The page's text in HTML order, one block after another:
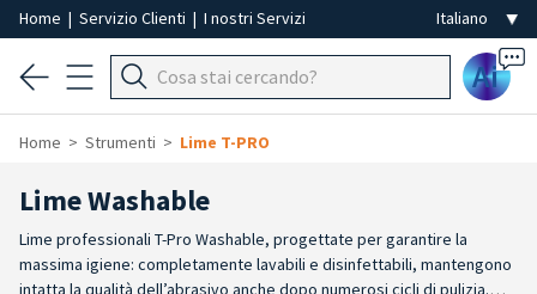
Home | Servizio Clienti | I nostri Servizi
Ai
Home Strumenti Lime T-PRO
Lime Washable
Lime professionali T-Pro Washable, progettate per garantire la
massima igiene: completamente lavabili e disinfettabili, mantengono
intatta la qualità dell’abrasivo anche dopo numerosi cicli di pulizia.